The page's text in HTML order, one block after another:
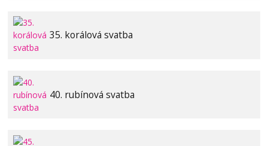
35. korálová svatba
40. rubínová svatba